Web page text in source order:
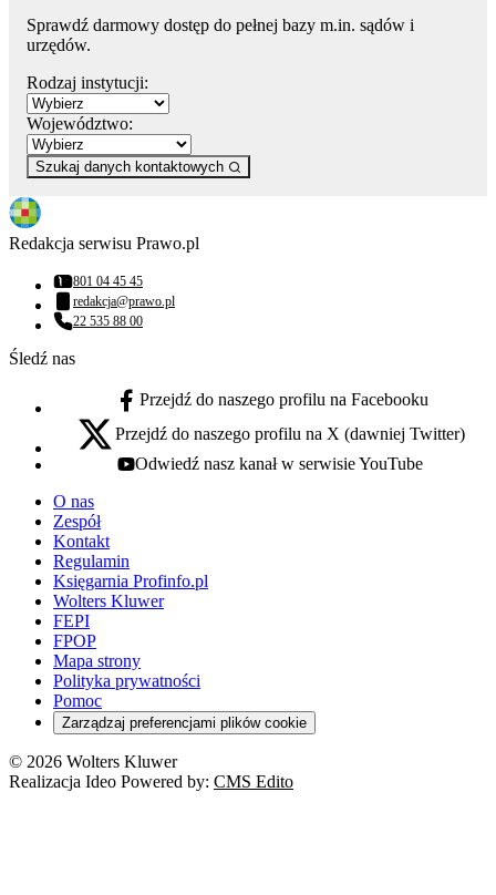
Sprawdź darmowy dostęp do pełnej bazy m.in. sądów i
urzędów.
Rodzaj instytucji:
Województwo:
Szukaj danych kontaktowych
Redakcja serwisu Prawo.pl
Numer telefonu:
801 04 45 45
Adres email:
redakcja@prawo.pl
Numer telefonu:
22 535 88 00
Śledź nas
facebook - otwiera się w nowej karcie
Przejdź do naszego profilu na Facebooku
x - otwiera się w nowej karcie
Przejdź do naszego profilu na X (dawniej Twitter)
youtube - otwiera się w nowej karcie
Odwiedź nasz kanał w serwisie YouTube
O nas
Zespół
Kontakt
Regulamin
Księgarnia Profinfo.pl
Wolters Kluwer
FEPI
FPOP
Mapa strony
Polityka prywatności
Pomoc
Zarządzaj preferencjami plików cookie
© 2026 Wolters Kluwer
Realizacja Ideo Powered by: CMS Edito